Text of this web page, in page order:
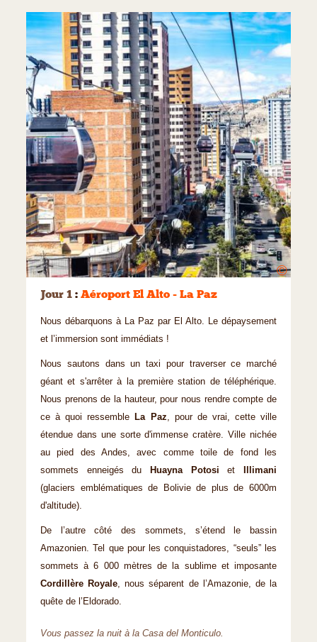
©
Jour 1 : Aéroport El Alto - La Paz
Nous débarquons à La Paz par El Alto. Le dépaysement
et l’immersion sont immédiats !
Nous sautons dans un taxi pour traverser ce marché
géant et s'arrêter à la première station de téléphérique.
Nous prenons de la hauteur, pour nous rendre compte de
ce à quoi ressemble
La Paz, pour de vrai, cette ville
étendue dans une sorte d'immense cratère. Ville nichée
au pied des Andes, avec comme toile de fond les
sommets enneigés du
Huayna Potosi et
Illimani
(glaciers emblématiques de Bolivie de plus de 6000m
d'altitude).
De l’autre côté des sommets, s’étend le bassin
Amazonien. Tel que pour les conquistadores, “seuls” les
sommets à 6 000 mètres de la sublime et imposante
Cordillère Royale, nous séparent de l’Amazonie, de la
quête de l’Eldorado.
Vous passez la nuit à la Casa del Monticulo.